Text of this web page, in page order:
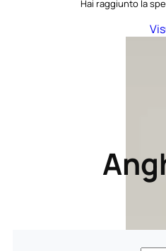
Hai raggiunto la